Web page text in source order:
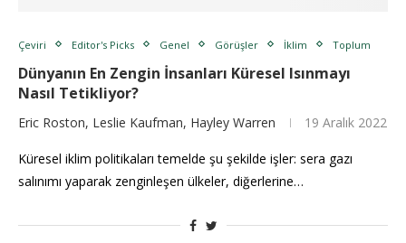
Çeviri Editor's Picks Genel Görüşler İklim Toplum
Dünyanın En Zengin İnsanları Küresel Isınmayı
Nasıl Tetikliyor?
Eric Roston, Leslie Kaufman, Hayley Warren 19 Aralık 2022
Küresel iklim politikaları temelde şu şekilde işler: sera gazı
salınımı yaparak zenginleşen ülkeler, diğerlerine…